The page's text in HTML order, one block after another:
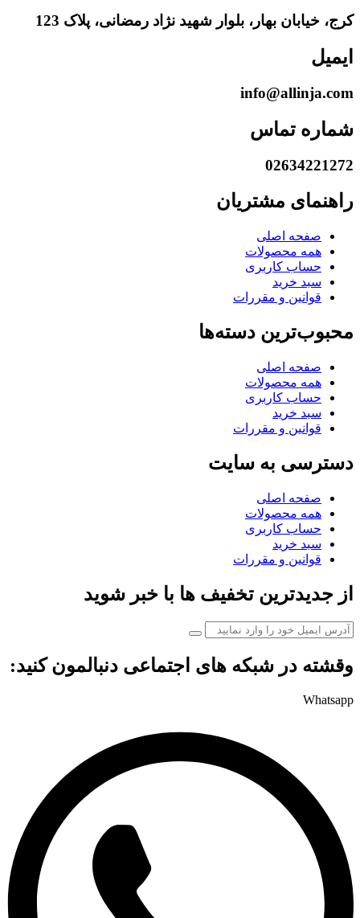
کرج، خیابان بهار، بلوار شهید نژاد رمضانی، پلاک 123
ایمیل
info@allinja.com
شماره تماس
02634221272
راهنمای مشتریان
صفحه اصلی
همه محصولات
حساب کاربری
سبد خرید
قوانین و مقررات
محبوب‌ترین دسته‌ها
صفحه اصلی
همه محصولات
حساب کاربری
سبد خرید
قوانین و مقررات
دسترسی به سایت
صفحه اصلی
همه محصولات
حساب کاربری
سبد خرید
قوانین و مقررات
از جدیدترین تخفیف ها با خبر شوید
وقشته در شبکه های اجتماعی دنبالمون کنید:
Whatsapp